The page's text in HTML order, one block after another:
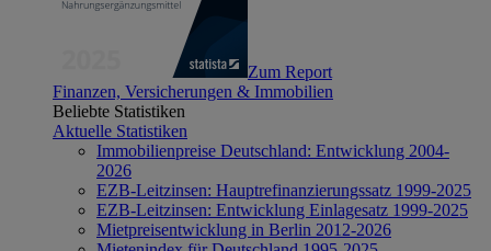
Zum Report
Finanzen, Versicherungen & Immobilien
Beliebte Statistiken
Aktuelle Statistiken
Immobilienpreise Deutschland: Entwicklung 2004-
2026
EZB-Leitzinsen: Hauptrefinanzierungssatz 1999-2025
EZB-Leitzinsen: Entwicklung Einlagesatz 1999-2025
Mietpreisentwicklung in Berlin 2012-2026